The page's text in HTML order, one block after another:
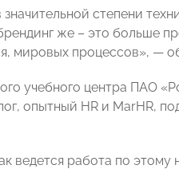
степени
же – это больше
мировых процессов», —
учебного центра ПАО
опытный HR и MarHR,
ведется работа по